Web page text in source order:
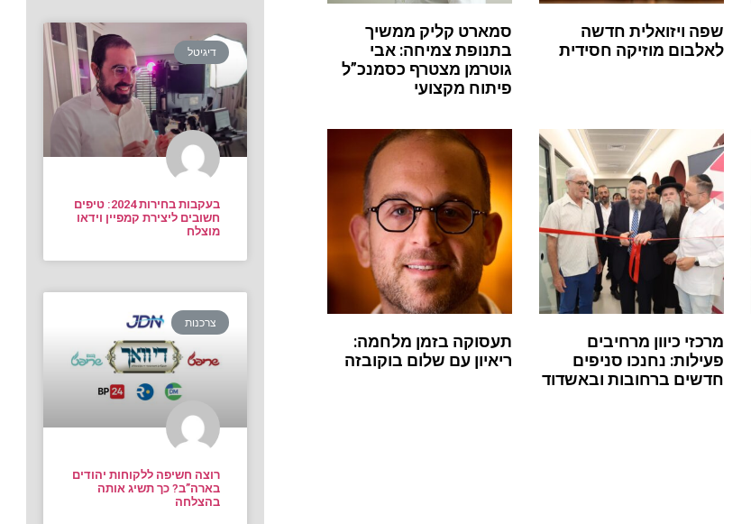
שפה ויזואלית חדשה
לאלבום מוזיקה חסידית
סמארט קליק ממשיך
בתנופת צמיחה: אבי
גוטרמן מצטרף כסמנכ”ל
פיתוח מקצועי
מרכזי כיוון מרחיבים
פעילות: נחנכו סניפים
חדשים ברחובות ובאשדוד
תעסוקה בזמן מלחמה:
ריאיון עם שלום בוקובזה
דיגיטל
בעקבות בחירות 2024: טיפים
חשובים ליצירת קמפיין וידאו
מוצלח
צרכנות
רוצה חשיפה ללקוחות יהודים
בארה”ב? כך תשיג אותה
בהצלחה